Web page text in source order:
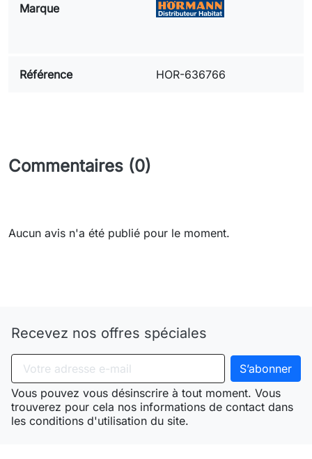
Marque
Référence HOR-636766
Commentaires (0)
Aucun avis n'a été publié pour le moment.
Recevez nos offres spéciales
Vous pouvez vous désinscrire à tout moment. Vous
trouverez pour cela nos informations de contact dans
les conditions d'utilisation du site.